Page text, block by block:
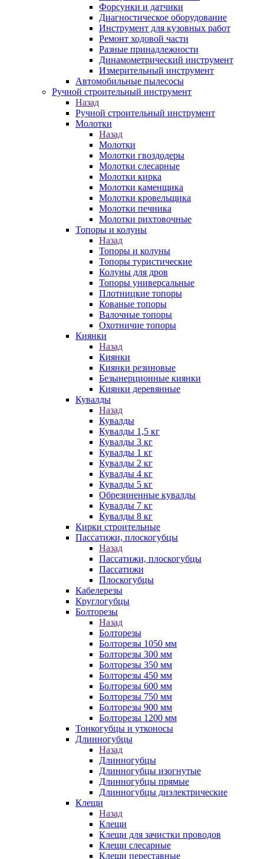
Форсунки и датчики
Диагностическое оборудование
Инструмент для кузовных работ
Ремонт ходовой части
Разные принадлежности
Динамометрический инструмент
Измерительный инструмент
Автомобильные пылесосы
Ручной строительный инструмент
Назад
Ручной строительный инструмент
Молотки
Назад
Молотки
Молотки гвоздодеры
Молотки слесарные
Молотки кирка
Молотки каменщика
Молотки кровельщика
Молотки печника
Молотки рихтовочные
Топоры и колуны
Назад
Топоры и колуны
Топоры туристические
Колуны для дров
Топоры универсальные
Плотницкие топоры
Кованые топоры
Валочные топоры
Охотничие топоры
Киянки
Назад
Киянки
Киянки резиновые
Безынерционные киянки
Киянки деревянные
Кувалды
Назад
Кувалды
Кувалды 1,5 кг
Кувалды 3 кг
Кувалды 1 кг
Кувалды 2 кг
Кувалды 4 кг
Кувалды 5 кг
Обрезиненные кувалды
Кувалды 7 кг
Кувалды 8 кг
Кирки строительные
Пассатижи, плоскогубцы
Назад
Пассатижи, плоскогубцы
Пассатижи
Плоскогубцы
Кабелерезы
Круглогубцы
Болторезы
Назад
Болторезы
Болторезы 1050 мм
Болторезы 300 мм
Болторезы 350 мм
Болторезы 450 мм
Болторезы 600 мм
Болторезы 750 мм
Болторезы 900 мм
Болторезы 1200 мм
Тонкогубцы и утконосы
Длинногубцы
Назад
Длинногубцы
Длинногубцы изогнутые
Длинногубцы прямые
Длинногубцы диэлектрические
Клещи
Назад
Клещи
Клещи для зачистки проводов
Клещи слесарные
Клещи переставные